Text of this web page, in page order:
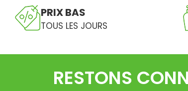
PRIX BAS
TOUS LES JOURS
RESTONS